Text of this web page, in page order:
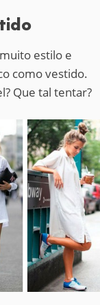
estilo e
como vestido.
Que tal tentar?